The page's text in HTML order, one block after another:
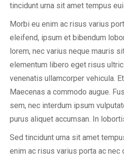
tincidunt urna sit amet tempus
Morbi eu enim ac risus varius
eleifend, ipsum et bibendum
lorem, nec varius neque mauris
elementum libero eget risus
venenatis ullamcorper vehicula.
Maecenas a commodo augue.
sem, nec interdum ipsum
purus aliquet accumsan. In
Sed tincidunt urna sit amet
enim ac risus varius porta ac nec